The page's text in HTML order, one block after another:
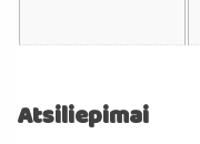
Atsiliepimai